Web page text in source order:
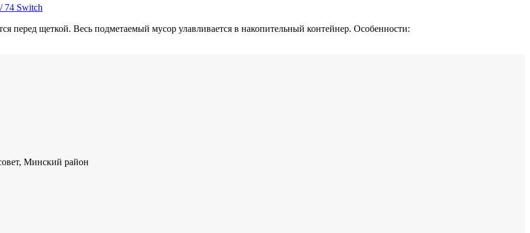
74 Switch
перед щеткой. Весь подметаемый мусор улавливается в накопительный контейнер. Особенности:
Минский район